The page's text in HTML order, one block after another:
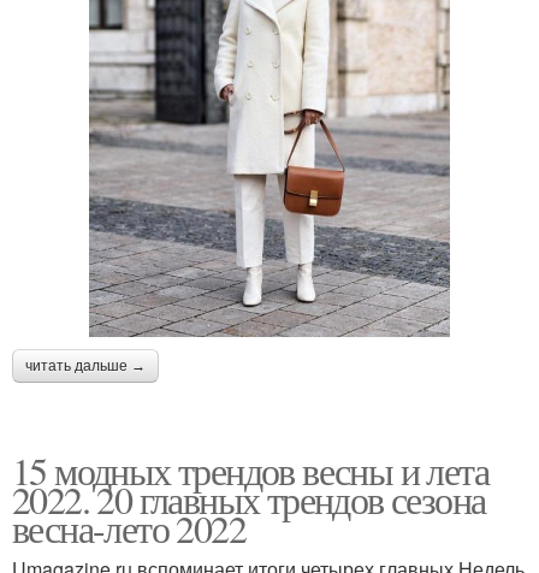
читать дальше →
15 модных трендов весны и лета
2022. 20 главных трендов сезона
весна-лето 2022